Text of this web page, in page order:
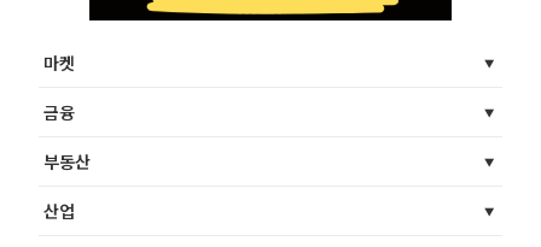
마켓
금융
부동산
산업